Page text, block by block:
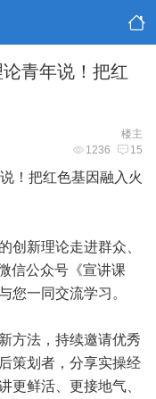
青年说！把红
楼主
1236 15
！把红色基因融入火
创新理论走进群众、
信公众号《宣讲课
您一同交流学习。
方法，持续邀请优秀
策划者，分享实操经
更鲜活、更接地气、